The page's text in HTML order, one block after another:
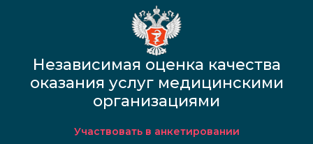
Независимая оценка качества
оказания услуг медицинскими
организациями
Участвовать в анкетировании